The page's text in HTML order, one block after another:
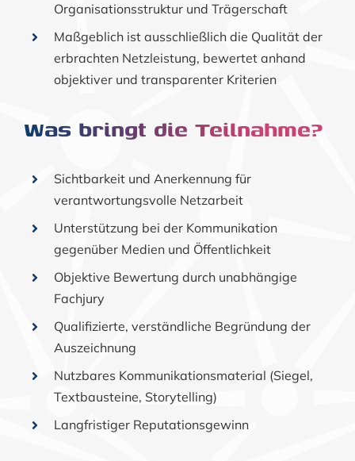
Organisationsstruktur und Trägerschaft
Maßgeblich ist ausschließlich die Qualität der
erbrachten Netzleistung, bewertet anhand
objektiver und transparenter Kriterien
Was bringt die Teilnahme?
Sichtbarkeit und Anerkennung für
verantwortungsvolle Netzarbeit
Unterstützung bei der Kommunikation
gegenüber Medien und Öffentlichkeit
Objektive Bewertung durch unabhängige
Fachjury
Qualifizierte, verständliche Begründung der
Auszeichnung
Nutzbares Kommunikationsmaterial (Siegel,
Textbausteine, Storytelling)
Langfristiger Reputationsgewinn